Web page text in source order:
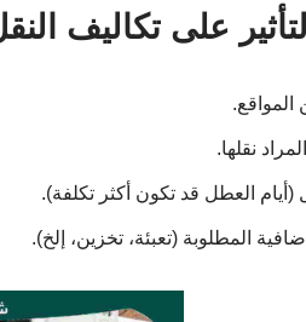
على تكاليف
المواقع.
نقلها.
(أيام العطل قد تكون أكثر تكلفة).
المطلوبة (تعبئة، تخزين، إلخ).